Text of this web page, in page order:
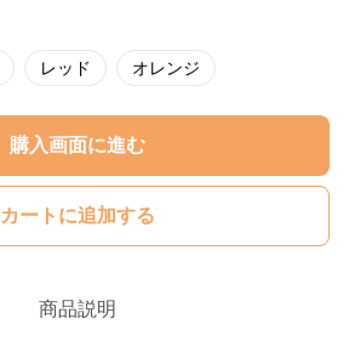
レッド オレンジ
購入画面に進む
カートに追加する
商品説明